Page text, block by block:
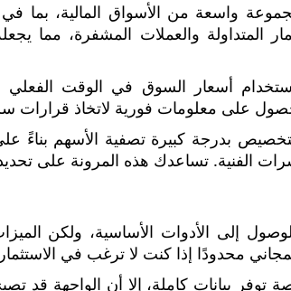
واسعة من الأسواق المالية، بما
المتداولة والعملات المشفرة، مما
أسعار السوق في الوقت الفعلي
على معلومات فورية لاتخاذ قرارات
بدرجة كبيرة تصفية الأسهم بناءً
الفنية. تساعدك هذه المرونة على
إلى الأدوات الأساسية، ولكن
محدودًا إذا كنت لا ترغب في
توفر بيانات كاملة، إلا أن الواجهة